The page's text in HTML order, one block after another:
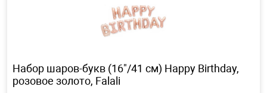
Набор шаров-букв (16"/41 см) Happy Birthday,
розовое золото, Falali